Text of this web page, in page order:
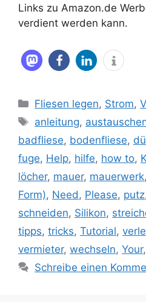
Links zu Amazon.de
verdient werden kann.
Kategorien
Fliesen legen, Strom,
Schlagwörter
anleitung,
badfliese, bodenfliese,
fuge, Help, hilfe, how to,
löcher, mauer, mauerwerk,
Form), Need , Please, putz
schneiden, Silikon,
tipps, tricks, Tutorial,
vermieter, wechseln, Your,
Schreibe einen